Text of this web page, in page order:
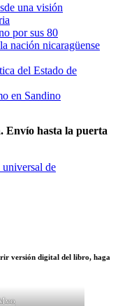
una visión
por sus 80
nicaragüense
del Estado de
en Sandino
Envío hasta la puerta
de
versión digital del libro, haga